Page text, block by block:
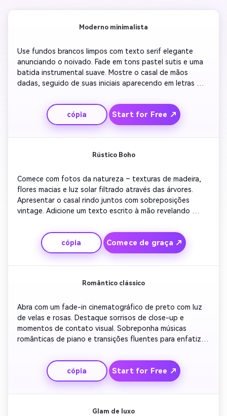
Moderno minimalista
Use fundos brancos limpos com texto serif elegante
anunciando o noivado. Fade em tons pastel sutis e uma
batida instrumental suave. Mostre o casal de mãos
dadas, seguido de suas iniciais aparecendo em letras
refinada. Termine com detalhes de data e RSVP em uma
fonte moderna que é perfeita para compartilhar nas
Stories do Instagram.
cópia Start for Free ↗
Rústico Boho
Comece com fotos da natureza – texturas de madeira,
flores macias e luz solar filtrado através das árvores.
Apresentar o casal rindo juntos com sobreposições
vintage. Adicione um texto escrito à mão revelando
lentas e uma trilha sonora acústica suave para calor.
Termine com confetes animados e citações de amor para
uma experiência terrena e sincera.
cópia Comece de graça ↗
Romântico clássico
Abra com um fade-in cinematográfico de preto com luz
de velas e rosas. Destaque sorrisos de close-up e
momentos de contato visual. Sobreponha músicas
românticas de piano e transições fluentes para enfatizar
ouro escrita. Conclua com animações brilhantes e uma
mensagem final: 'Junte-se a nós para celebrar o amor'.
cópia Start for Free ↗
Glam de luxo